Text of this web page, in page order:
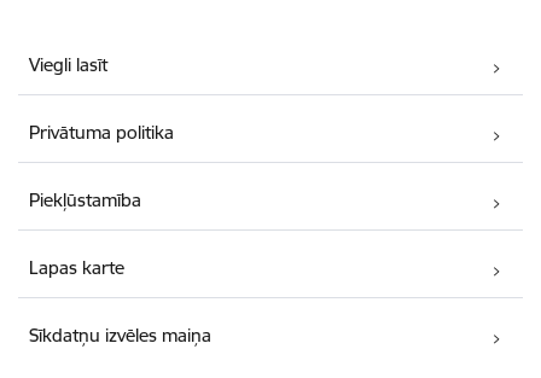
Viegli lasīt
Privātuma politika
Piekļūstamība
Lapas karte
Sīkdatņu izvēles maiņa